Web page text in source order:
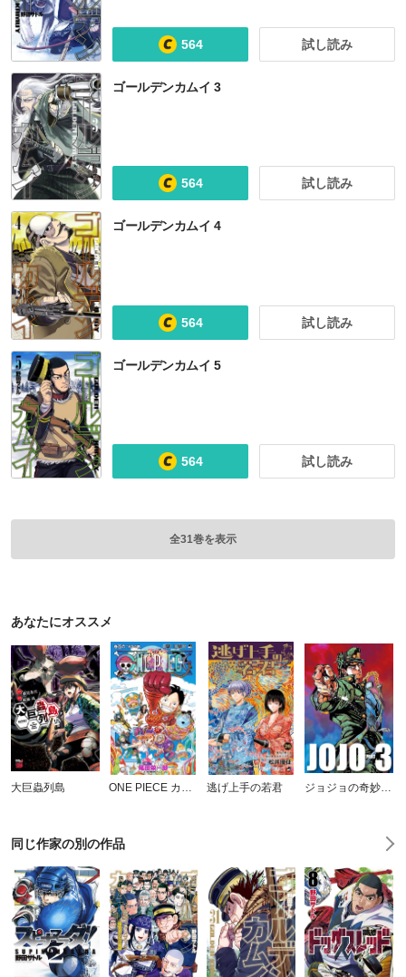
【ノベル】映画ノベライズ ゴールデンカムイ 【ノベル】ゴールデンカムイ 鶴見篤四郎の宿願
564 試し読み
ゴールデンカムイ 3
564 試し読み
ゴールデンカムイ 4
564 試し読み
ゴールデンカムイ 5
564 試し読み
全31巻を表示
あなたにオススメ
大巨蟲列島 ONE PIECE カラー版 逃げ上手の若君 ジョジョの奇妙な冒険 第3部 スターダストクルセイダース
同じ作家の別の作品